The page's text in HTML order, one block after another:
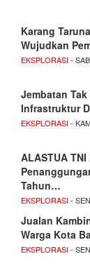
Karang
Wujudkan
EKSPLORASI-
Jembatan
Infrastruktur
EKSPLORASI-
ALASTUA
Tahun…
EKSPLORASI-
Jualan
Warga Kota
EKSPLORASI-